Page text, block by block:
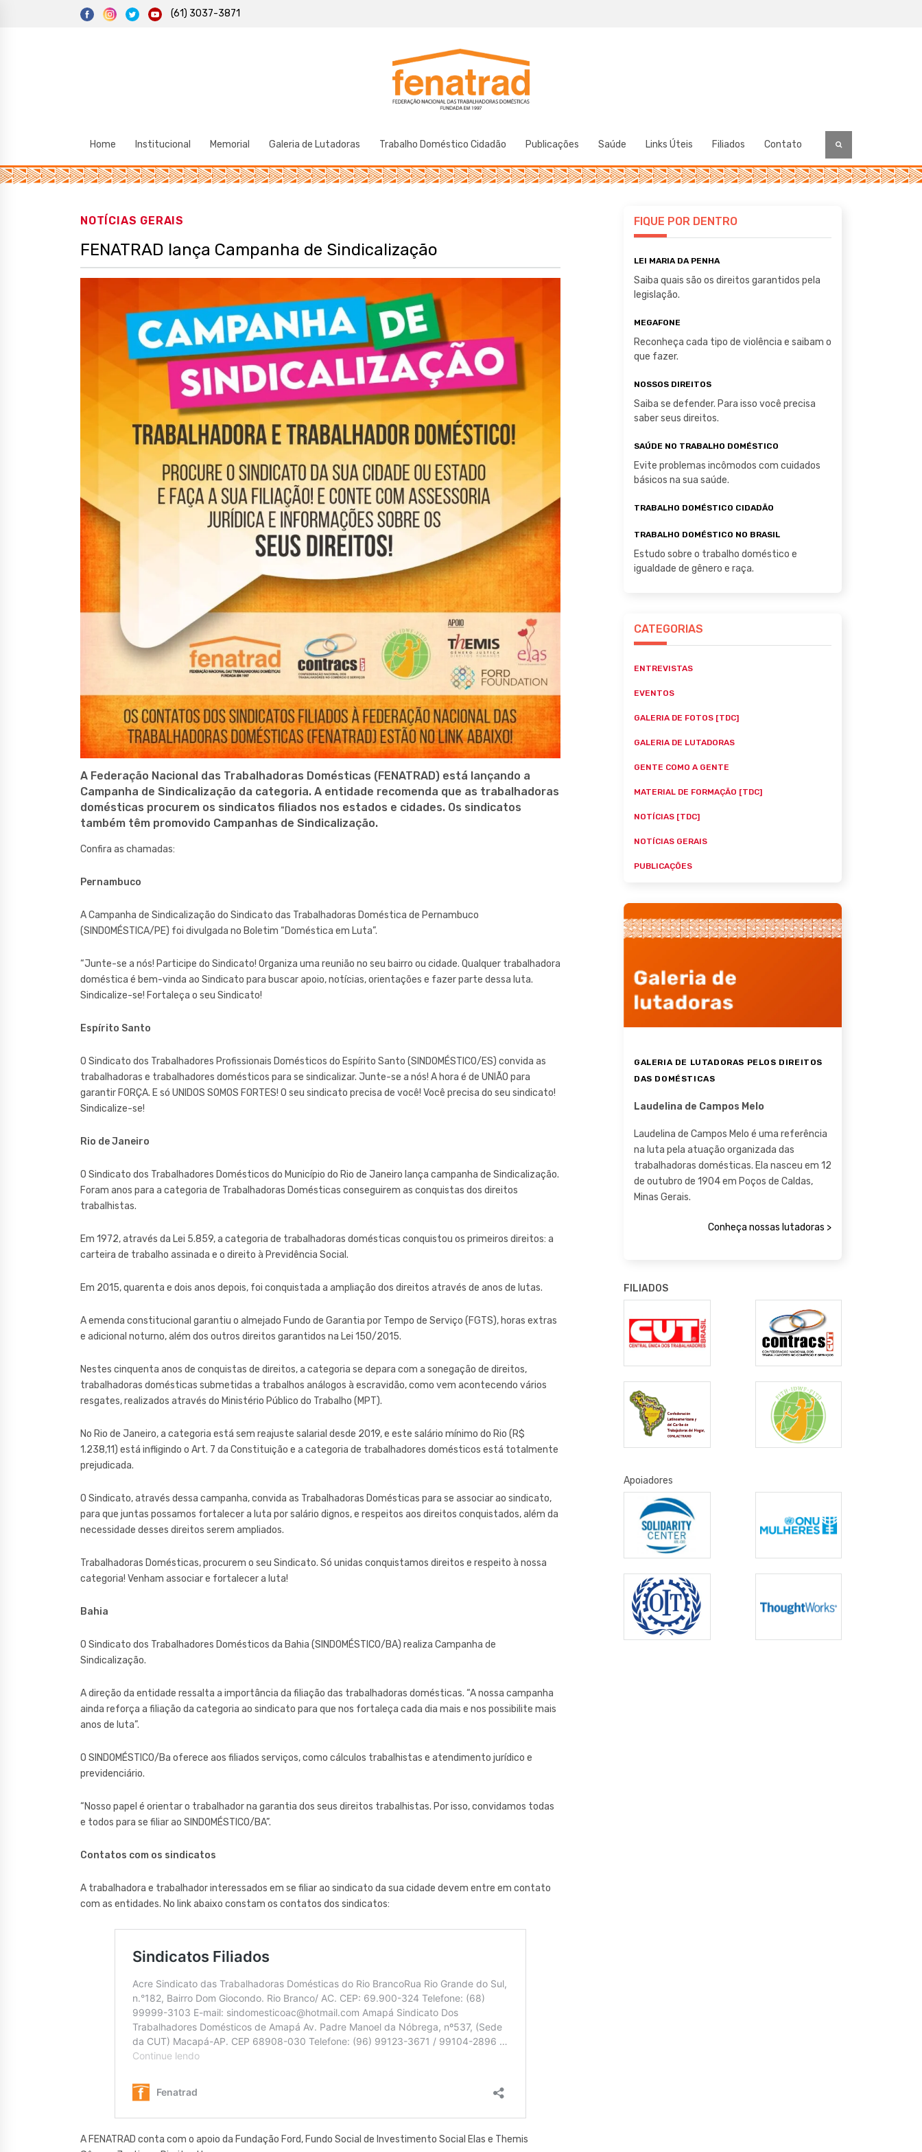
(61) 3037-3871
Fenatrad
Federação Nacional das Trabalhadoras Domésticas
Home Institucional Memorial Galeria de Lutadoras Trabalho Doméstico Cidadão Publicações Saúde Links Úteis Filiados Contato
NOTÍCIAS GERAIS
FENATRAD lança Campanha de Sindicalização
A Federação Nacional das Trabalhadoras Domésticas (FENATRAD) está lançando a
Campanha de Sindicalização da categoria. A entidade recomenda que as trabalhadoras
domésticas procurem os sindicatos filiados nos estados e cidades. Os sindicatos
também têm promovido Campanhas de Sindicalização.
Confira as chamadas:
Pernambuco
A Campanha de Sindicalização do Sindicato das Trabalhadoras Doméstica de Pernambuco
(SINDOMÉSTICA/PE) foi divulgada no Boletim “Doméstica em Luta”.
“Junte-se a nós! Participe do Sindicato! Organiza uma reunião no seu bairro ou cidade. Qualquer trabalhadora
doméstica é bem-vinda ao Sindicato para buscar apoio, notícias, orientações e fazer parte dessa luta.
Sindicalize-se! Fortaleça o seu Sindicato!
Espírito Santo
O Sindicato dos Trabalhadores Profissionais Domésticos do Espírito Santo (SINDOMÉSTICO/ES) convida as
trabalhadoras e trabalhadores domésticos para se sindicalizar. Junte-se a nós! A hora é de UNIÃO para
garantir FORÇA. E só UNIDOS SOMOS FORTES! O seu sindicato precisa de você! Você precisa do seu sindicato!
Sindicalize-se!
Rio de Janeiro
O Sindicato dos Trabalhadores Domésticos do Município do Rio de Janeiro lança campanha de Sindicalização.
Foram anos para a categoria de Trabalhadoras Domésticas conseguirem as conquistas dos direitos
trabalhistas.
Em 1972, através da Lei 5.859, a categoria de trabalhadoras domésticas conquistou os primeiros direitos: a
carteira de trabalho assinada e o direito à Previdência Social.
Em 2015, quarenta e dois anos depois, foi conquistada a ampliação dos direitos através de anos de lutas.
A emenda constitucional garantiu o almejado Fundo de Garantia por Tempo de Serviço (FGTS), horas extras
e adicional noturno, além dos outros direitos garantidos na Lei 150/2015.
Nestes cinquenta anos de conquistas de direitos, a categoria se depara com a sonegação de direitos,
trabalhadoras domésticas submetidas a trabalhos análogos à escravidão, como vem acontecendo vários
resgates, realizados através do Ministério Público do Trabalho (MPT).
No Rio de Janeiro, a categoria está sem reajuste salarial desde 2019, e este salário mínimo do Rio (R$
1.238,11) está infligindo o Art. 7 da Constituição e a categoria de trabalhadores domésticos está totalmente
prejudicada.
O Sindicato, através dessa campanha, convida as Trabalhadoras Domésticas para se associar ao sindicato,
para que juntas possamos fortalecer a luta por salário dignos, e respeitos aos direitos conquistados, além da
necessidade desses direitos serem ampliados.
Trabalhadoras Domésticas, procurem o seu Sindicato. Só unidas conquistamos direitos e respeito à nossa
categoria! Venham associar e fortalecer a luta!
Bahia
O Sindicato dos Trabalhadores Domésticos da Bahia (SINDOMÉSTICO/BA) realiza Campanha de
Sindicalização.
A direção da entidade ressalta a importância da filiação das trabalhadoras domésticas. “A nossa campanha
ainda reforça a filiação da categoria ao sindicato para que nos fortaleça cada dia mais e nos possibilite mais
anos de luta”.
O SINDOMÉSTICO/Ba oferece aos filiados serviços, como cálculos trabalhistas e atendimento jurídico e
previdenciário.
“Nosso papel é orientar o trabalhador na garantia dos seus direitos trabalhistas. Por isso, convidamos todas
e todos para se filiar ao SINDOMÉSTICO/BA”.
Contatos com os sindicatos
A trabalhadora e trabalhador interessados em se filiar ao sindicato da sua cidade devem entre em contato
com as entidades. No link abaixo constam os contatos dos sindicatos:
A FENATRAD conta com o apoio da Fundação Ford, Fundo Social de Investimento Social Elas e Themis
FIQUE POR DENTRO
LEI MARIA DA PENHA
Saiba quais são os direitos garantidos pela
legislação.
MEGAFONE
Reconheça cada tipo de violência e saibam o
que fazer.
NOSSOS DIREITOS
Saiba se defender. Para isso você precisa
saber seus direitos.
SAÚDE NO TRABALHO DOMÉSTICO
Evite problemas incômodos com cuidados
básicos na sua saúde.
TRABALHO DOMÉSTICO CIDADÃO
TRABALHO DOMÉSTICO NO BRASIL
Estudo sobre o trabalho doméstico e
igualdade de gênero e raça.
CATEGORIAS
ENTREVISTAS
EVENTOS
GALERIA DE FOTOS [TDC]
GALERIA DE LUTADORAS
GENTE COMO A GENTE
MATERIAL DE FORMAÇÃO [TDC]
NOTÍCIAS [TDC]
NOTÍCIAS GERAIS
PUBLICAÇÕES
GALERIA DE LUTADORAS PELOS DIREITOS
DAS DOMÉSTICAS
Laudelina de Campos Melo
Laudelina de Campos Melo é uma referência
na luta pela atuação organizada das
trabalhadoras domésticas. Ela nasceu em 12
de outubro de 1904 em Poços de Caldas,
Minas Gerais.
Conheça nossas lutadoras >
FILIADOS
Apoiadores